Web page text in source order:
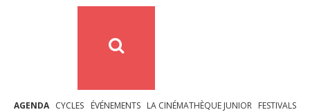
AGENDA CYCLES ÉVÉNEMENTS LA CINÉMATHÈQUE JUNIOR FESTIVALS